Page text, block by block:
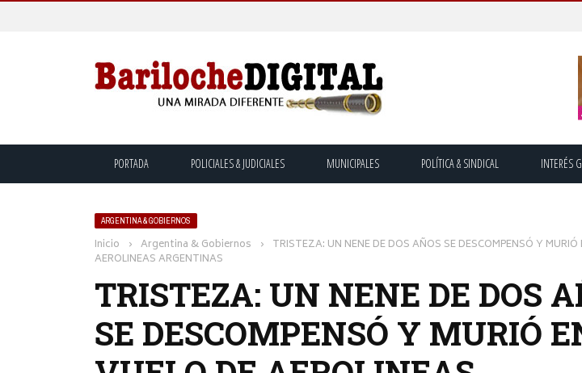
PORTADA POLICIALES & JUDICIALES MUNICIPALES POLÍTICA & SINDICAL INTERÉS
ARGENTINA & GOBIERNOS
Inicio › Argentina & Gobiernos › TRISTEZA: UN NENE DE DOS AÑOS SE DESCOMPENSÓ Y MURIÓ
AEROLINEAS ARGENTINAS
TRISTEZA: UN NENE DE DOS
SE DESCOMPENSÓ Y MURIÓ